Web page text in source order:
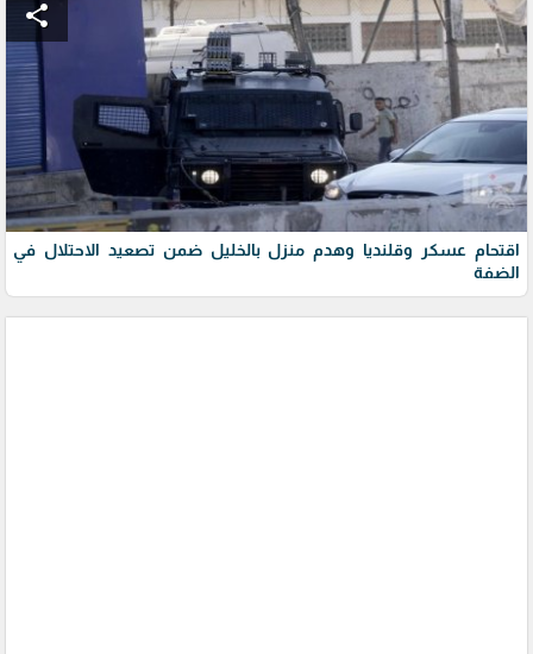
share
اقتحام عسكر وقلنديا وهدم منزل بالخليل ضمن تصعيد الاحتلال في
الضفة